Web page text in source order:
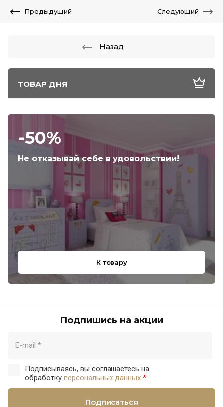
ТОВАР ДНЯ
-50%
Не отказывай себе в удовольствии!
К товару
Предыдущий Следующий
Назад
Подпишись на акции
Подписываясь, вы соглашаетесь на
обработку персональных данных *
Подписаться